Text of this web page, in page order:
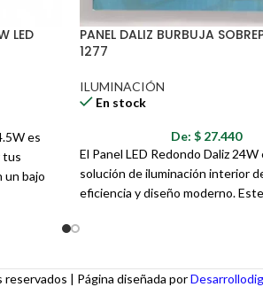
LED
es
tus
un bajo
una
PANEL DALIZ BURBUJA
1277
ILUMINACIÓN
En stock
De: $27.440
El Panel LED Redondo Daliz 24W
solución de iluminación interior
eficiencia y diseño moderno.
baños, áreas de trabajo y más.
| Página diseñada por